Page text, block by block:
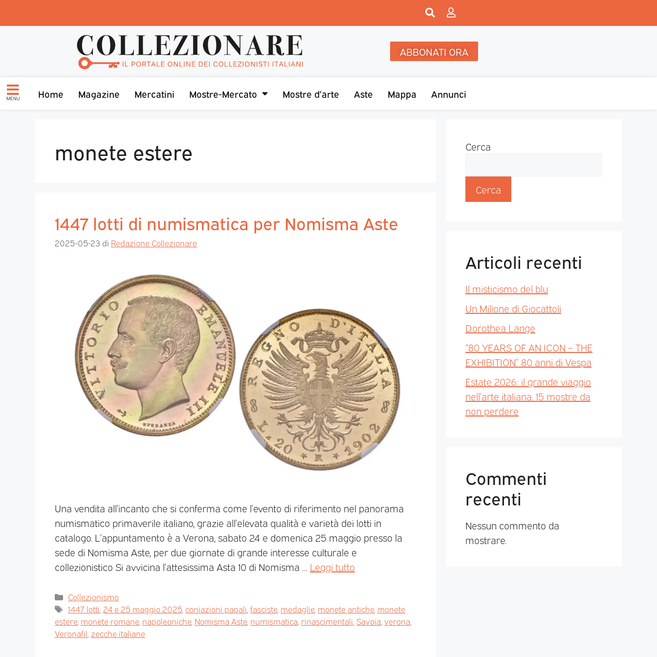
ABBONATI ORA
MENU Home Magazine Mercatini Mostre-Mercato Mostre d’arte Aste Mappa Annunci
monete estere
1447 lotti di numismatica per Nomisma Aste
2025-05-23 di Redazione Collezionare
Una vendita all’incanto che si conferma come l’evento di riferimento nel panorama
numismatico primaverile italiano, grazie all’elevata qualità e varietà dei lotti in
catalogo. L’appuntamento è a Verona, sabato 24 e domenica 25 maggio presso la
sede di Nomisma Aste, per due giornate di grande interesse culturale e
collezionistico Si avvicina l’attesissima Asta 10 di Nomisma … Leggi tutto
Collezionismo
1447 lotti 24 e 25 maggio 2025, coniazioni papali ,fasciste, medaglie, monete antiche, monete
estere, monete romane, napoleoniche, Nomisma Aste, numismatica rinascimentali Savoia verona
Veronafil zecche italiane
Cerca
Cerca
Articoli recenti
Il misticismo del blu
Un Milione di Giocattoli
Dorothea Lange
“80 YEARS OF AN ICON – THE
EXHIBITION” 80 anni di Vespa
Estate 2026: il grande viaggio
nell’arte italiana. 15 mostre da
non perdere
Commenti
recenti
Nessun commento da
mostrare.